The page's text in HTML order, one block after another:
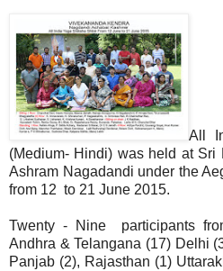
All
(Medium- Hindi) was held at Sri
Ashram Nagadandi under the
from 12 to 21 June 2015.
Twenty - Nine participants
Andhra & Telangana (17) Delhi
Panjab (2), Rajasthan (1)